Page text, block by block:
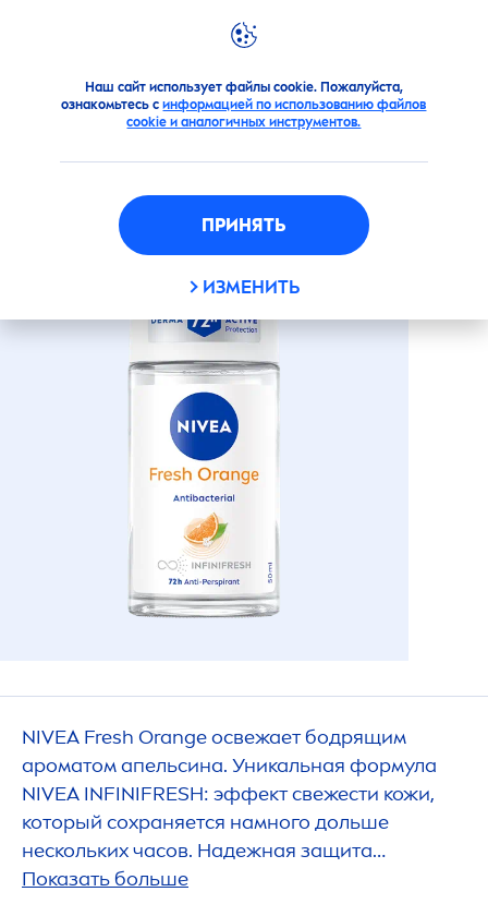
Наш сайт использует файлы cookie. Пожалуйста,
ознакомьтесь синформацией по использованию файлов
cookie и аналогичных инструментов.
ПРИНЯТЬ
ИЗМЕНИТЬ
Продукты Для тела Дезодоранты Шариковые
АНТИПЕРСПИРАНТ «FRESH
ORANGE»
NIVEA Fresh Orange освежает бодрящим
ароматом апельсина. Уникальная формула
NIVEA INFINIFRESH: эффект свежести кожи,
который сохраняется намного дольше
нескольких часов. Надежная защита
антиперспиранта на 72 часа и забота о вашей
Показать больше